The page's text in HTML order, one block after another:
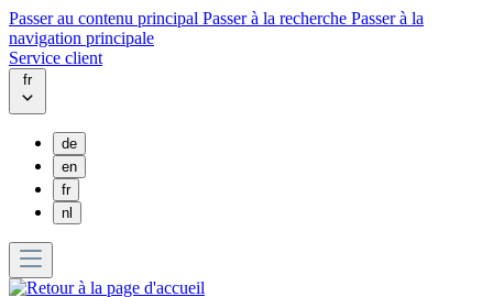
Passer au contenu principal Passer à la recherche Passer à la
navigation principale
Service client
fr
de
en
fr
nl